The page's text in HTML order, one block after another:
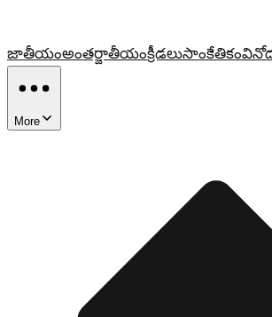
జాతీయంఅంతర్జాతీయంక్రీడలుసాంకేతికం
More